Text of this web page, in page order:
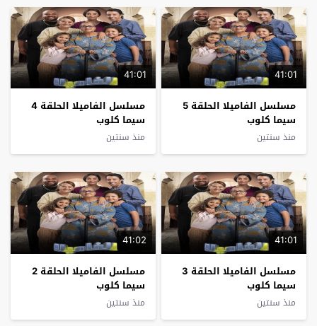
41:01
مسلسل الفاميلا الحلقة 5
سيما كلوب
منذ سنتين
41:01
مسلسل الفاميلا الحلقة 4
سيما كلوب
منذ سنتين
41:01
مسلسل الفاميلا الحلقة 3
سيما كلوب
منذ سنتين
41:02
مسلسل الفاميلا الحلقة 2
سيما كلوب
منذ سنتين